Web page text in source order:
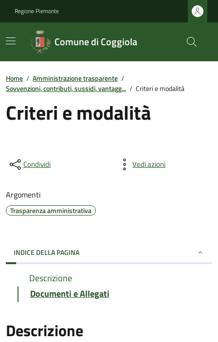
Regione Piemonte
Comune di Coggiola
Home / Amministrazione trasparente /
Sovvenzioni, contributi, sussidi, vantagg... / Criteri e modalità
Criteri e modalità
Condividi Vedi azioni
Argomenti
Trasparenza amministrativa
INDICE DELLA PAGINA
Descrizione
Documenti e Allegati
Descrizione